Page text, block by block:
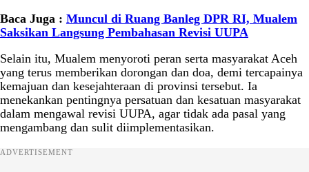
Baca Juga : Muncul di Ruang Banleg DPR RI, Mualem
Saksikan Langsung Pembahasan Revisi UUPA
Selain itu, Mualem menyoroti peran serta masyarakat Aceh
yang terus memberikan dorongan dan doa, demi tercapainya
kemajuan dan kesejahteraan di provinsi tersebut. Ia
menekankan pentingnya persatuan dan kesatuan masyarakat
dalam mengawal revisi UUPA, agar tidak ada pasal yang
mengambang dan sulit diimplementasikan.
ADVERTISEMENT